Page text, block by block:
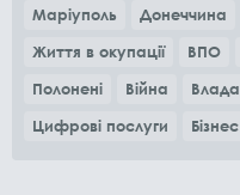
Маріуполь Донеччина
Життя в окупації
ВПО
Полонені
Війна Влада
Цифрові послуги
Бізнес